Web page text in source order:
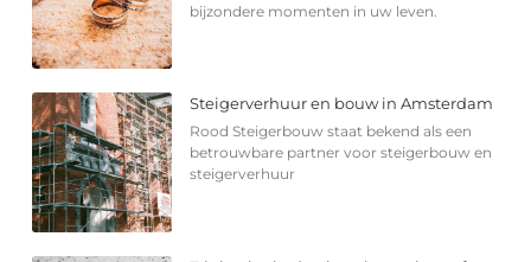
bijzondere momenten in uw leven.
Steigerverhuur en bouw in Amsterdam
Rood Steigerbouw staat bekend als een
betrouwbare partner voor steigerbouw en
steigerverhuur